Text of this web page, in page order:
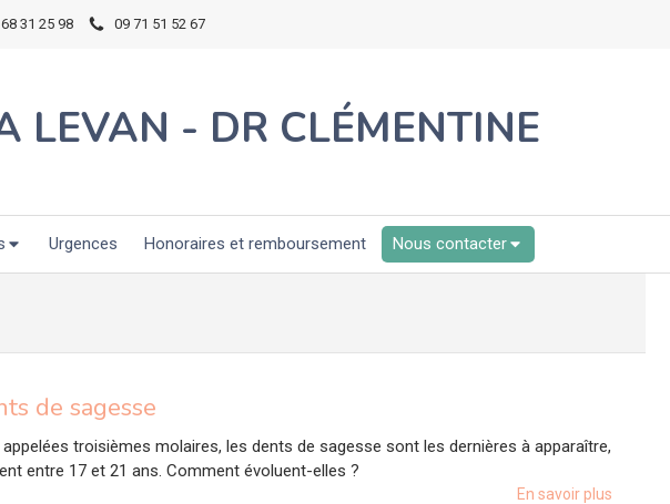
31 25 98 09 71 51 52 67
LEVAN - DR CLÉMENTINE
Urgences Honoraires et remboursement Nous contacter
de sagesse
appelées troisièmes molaires, les dents de sagesse sont les dernières à apparaître,
entre 17 et 21 ans. Comment évoluent-elles ?
En savoir plus